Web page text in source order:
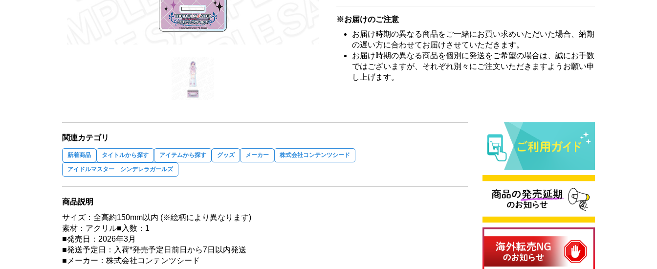
※お届けのご注意
お届け時期の異なる商品をご一緒にお買い求めいただいた場合、納期
の遅い方に合わせてお届けさせていただきます。
お届け時期の異なる商品を個別に発送をご希望の場合は、誠にお手数
ではございますが、それぞれ別々にご注文いただきますようお願い申
し上げます。
関連カテゴリ
新着商品 タイトルから探す アイテムから探す グッズ メーカー 株式会社コンテンツシード
アイドルマスター シンデレラガールズ
商品説明
サイズ：全高約150mm以内 (※絵柄により異なります)
素材：アクリル■入数：1
■発売日：2026年3月
■発送予定日：入荷*発売予定日前日から7日以内発送
■メーカー：株式会社コンテンツシード